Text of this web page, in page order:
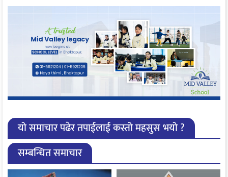
यो समाचार पढेर तपाईलाई कस्तो महसुस भयो ?
सम्बन्धित समाचार